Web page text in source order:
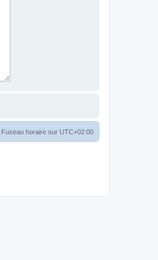
Fuseau horaire sur UTC+02:00